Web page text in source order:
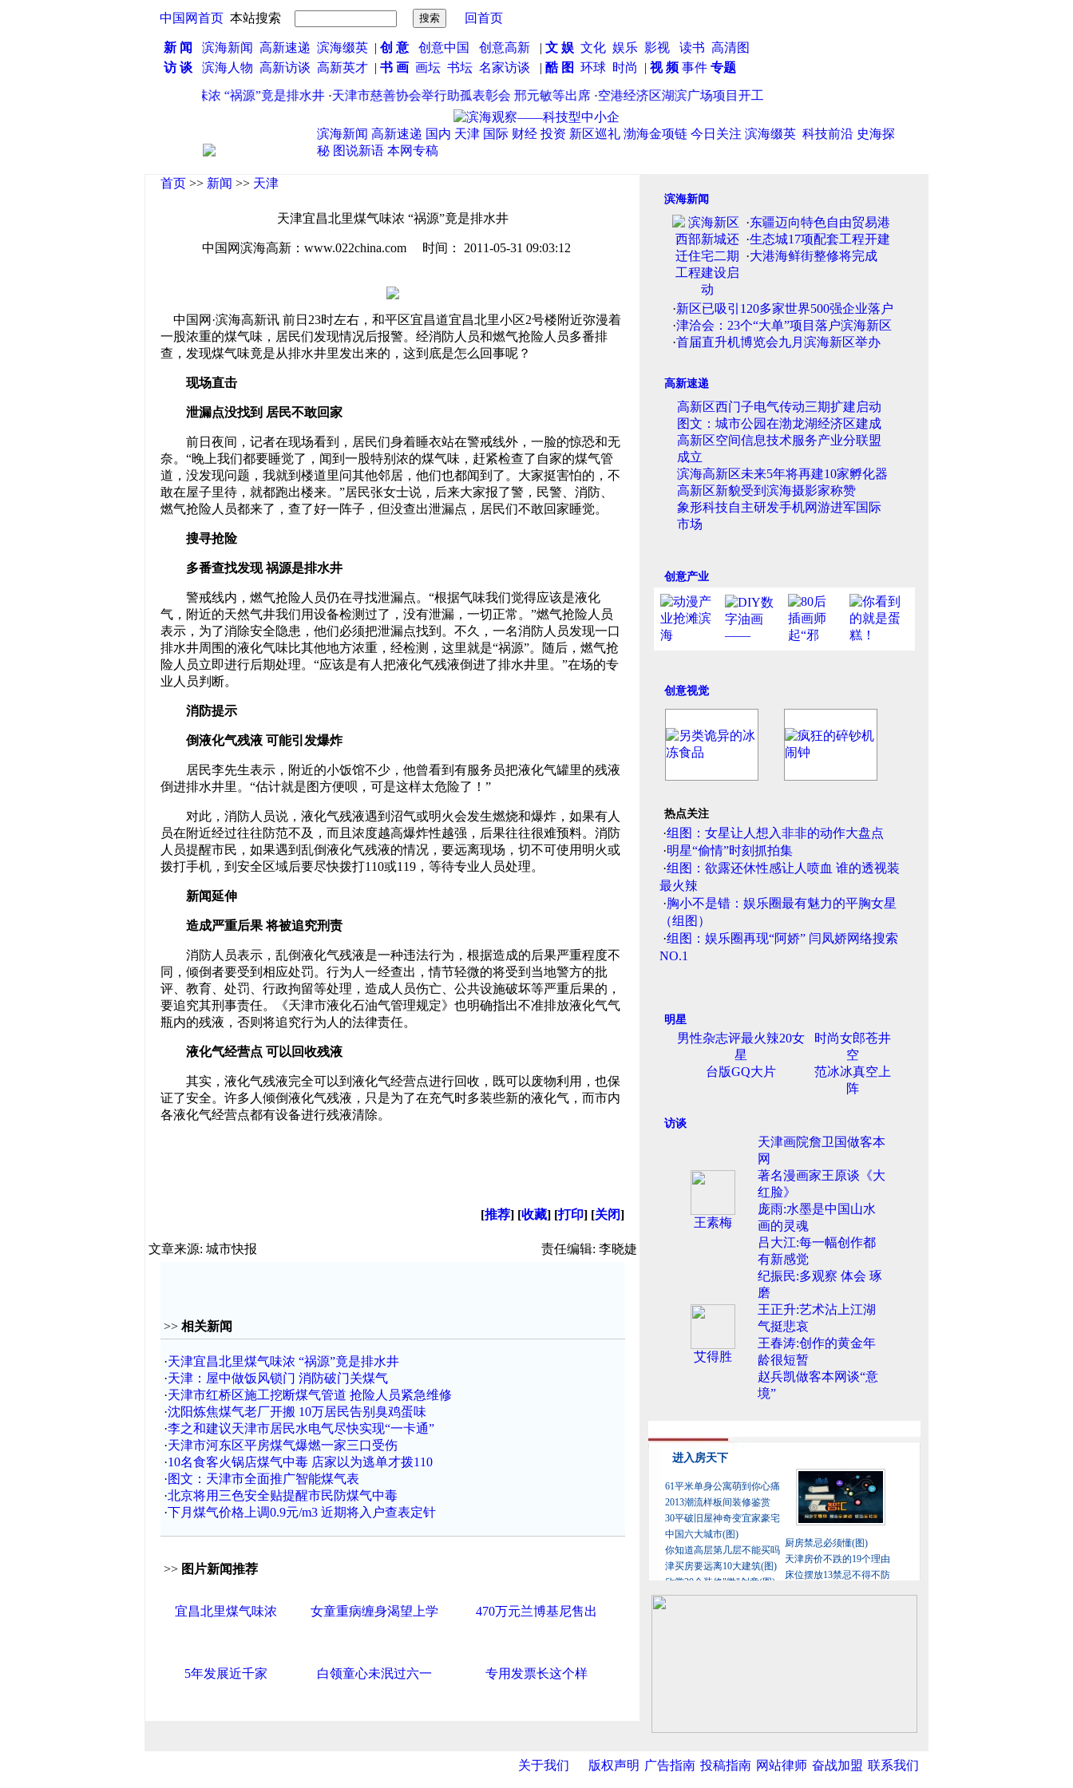
中国网首页 本站搜索 回首页
新 闻 滨海新闻 高新速递 滨海缀英| 创 意 创意中国 创意高新 | 文 娱 文化 娱乐 影视 读书 高清图
访 谈
滨海人物 高新访谈 高新英才 | 书 画 画坛 书坛 名家访谈 | 酷 图 环球 时尚 | 视 频事件 专题
天津宜昌北里煤气味浓 “祸源”竟是排水井·天津市慈善协会举行助孤表彰会 邢元敏等出席·空港经济区湖滨广场项目开工 何立峰会见梁信军
滨海新闻 高新速递 国内 天津 国际 财经 投资 新区巡礼 渤海金项链 今日关注 滨海缀英 科技前沿 史海探
秘 图说新语 本网专稿
首页 >> 新闻 >> 天津
天津宜昌北里煤气味浓 “祸源”竟是排水井
中国网滨海高新：www.022china.com 时间： 2011-05-31 09:03:12
中国网·滨海高新讯 前日23时左右，和平区宜昌道宜昌北里小区2号楼附近弥漫着
一股浓重的煤气味，居民们发现情况后报警。经消防人员和燃气抢险人员多番排
查，发现煤气味竟是从排水井里发出来的，这到底是怎么回事呢？
现场直击
泄漏点没找到 居民不敢回家
前日夜间，记者在现场看到，居民们身着睡衣站在警戒线外，一脸的惊恐和无
奈。“晚上我们都要睡觉了，闻到一股特别浓的煤气味，赶紧检查了自家的煤气管
道，没发现问题，我就到楼道里问其他邻居，他们也都闻到了。大家挺害怕的，不
敢在屋子里待，就都跑出楼来。”居民张女士说，后来大家报了警，民警、消防、
燃气抢险人员都来了，查了好一阵子，但没查出泄漏点，居民们不敢回家睡觉。
搜寻抢险
多番查找发现 祸源是排水井
警戒线内，燃气抢险人员仍在寻找泄漏点。“根据气味我们觉得应该是液化
气，附近的天然气井我们用设备检测过了，没有泄漏，一切正常。”燃气抢险人员
表示，为了消除安全隐患，他们必须把泄漏点找到。不久，一名消防人员发现一口
排水井周围的液化气味比其他地方浓重，经检测，这里就是“祸源”。随后，燃气抢
险人员立即进行后期处理。“应该是有人把液化气残液倒进了排水井里。”在场的专
业人员判断。
消防提示
倒液化气残液 可能引发爆炸
居民李先生表示，附近的小饭馆不少，他曾看到有服务员把液化气罐里的残液
倒进排水井里。“估计就是图方便呗，可是这样太危险了！”
对此，消防人员说，液化气残液遇到沼气或明火会发生燃烧和爆炸，如果有人
员在附近经过往往防范不及，而且浓度越高爆炸性越强，后果往往很难预料。消防
人员提醒市民，如果遇到乱倒液化气残液的情况，要远离现场，切不可使用明火或
拨打手机，到安全区域后要尽快拨打110或119，等待专业人员处理。
新闻延伸
造成严重后果 将被追究刑责
消防人员表示，乱倒液化气残液是一种违法行为，根据造成的后果严重程度不
同，倾倒者要受到相应处罚。行为人一经查出，情节轻微的将受到当地警方的批
评、教育、处罚、行政拘留等处理，造成人员伤亡、公共设施破坏等严重后果的，
要追究其刑事责任。《天津市液化石油气管理规定》也明确指出不准排放液化气气
瓶内的残液，否则将追究行为人的法律责任。
液化气经营点 可以回收残液
其实，液化气残液完全可以到液化气经营点进行回收，既可以废物利用，也保
证了安全。许多人倾倒液化气残液，只是为了在充气时多装些新的液化气，而市内
各液化气经营点都有设备进行残液清除。
[推荐] [收藏] [打印] [关闭]
文章来源: 城市快报 责任编辑: 李晓婕
>> 相关新闻
·天津宜昌北里煤气味浓 “祸源”竟是排水井
·天津：屋中做饭风锁门 消防破门关煤气
·天津市红桥区施工挖断煤气管道 抢险人员紧急维修
·沈阳炼焦煤气老厂开搬 10万居民告别臭鸡蛋味
·李之和建议天津市居民水电气尽快实现“一卡通”
·天津市河东区平房煤气爆燃一家三口受伤
·10名食客火锅店煤气中毒 店家以为逃单才拨110
·图文：天津市全面推广智能煤气表
·北京将用三色安全贴提醒市民防煤气中毒
·下月煤气价格上调0.9元/m3 近期将入户查表定针
>> 图片新闻推荐
宜昌北里煤气味浓 女童重病缠身渴望上学 470万元兰博基尼售出
5年发展近千家 白领童心未泯过六一 专用发票长这个样
滨海新闻
·东疆迈向特色自由贸易港
·生态城17项配套工程开建
·大港海鲜街整修将完成
·新区已吸引120多家世界500强企业落户
·津洽会：23个“大单”项目落户滨海新区
·首届直升机博览会九月滨海新区举办
高新速递
高新区西门子电气传动三期扩建启动
图文：城市公园在渤龙湖经济区建成
高新区空间信息技术服务产业分联盟
成立
滨海高新区未来5年将再建10家孵化器
高新区新貌受到滨海摄影家称赞
象形科技自主研发手机网游进军国际
市场
创意产业
创意视觉
热点关注
·组图：女星让人想入非非的动作大盘点
·明星“偷情”时刻抓拍集
·组图：欲露还休性感让人喷血 谁的透视装
最火辣
·胸小不是错：娱乐圈最有魅力的平胸女星
（组图）
·组图：娱乐圈再现“阿娇” 闫凤娇网络搜索
NO.1
明星
男性杂志评最火辣20女
星
时尚女郎苍井
空
台版GQ大片
范冰冰真空上
阵
访谈
王素梅
天津画院詹卫国做客本
网
著名漫画家王原谈《大
红脸》
庞雨:水墨是中国山水
画的灵魂
吕大江:每一幅创作都
有新感觉
艾得胜
纪振民:多观察 体会 琢
磨
王正升:艺术沾上江湖
气挺悲哀
王春涛:创作的黄金年
龄很短暂
赵兵凯做客本网谈“意
境”
关于我们 版权声明 广告指南 投稿指南 网站律师 奋战加盟 联系我们